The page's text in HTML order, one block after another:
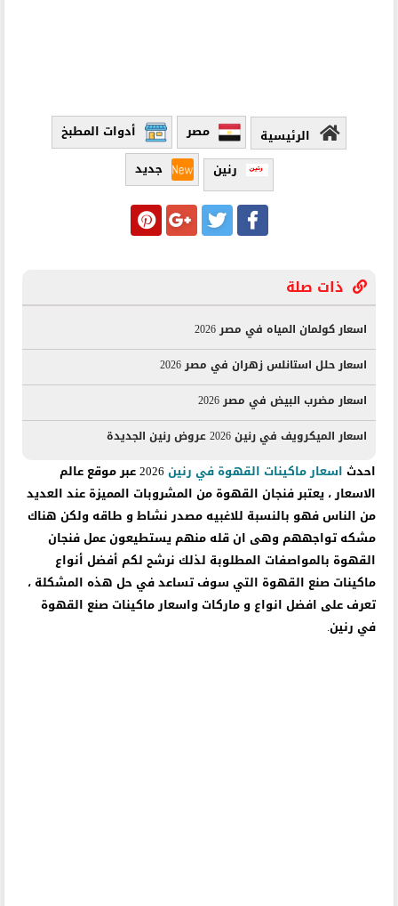
الرئيسية مصر
أدوات المطبخ
رنين
جديد
ذات صلة
اسعار كولمان المياه في مصر 2026
اسعار حلل استانلس زهران في مصر 2026
اسعار مضرب البيض في مصر 2026
اسعار الميكرويف في رنين 2026 عروض رنين الجديدة
احدث اسعار ماكينات القهوة في رنين
2026 عبر موقع عالم
الاسعار ، يعتبر فنجان القهوة من المشروبات المميزة عند العديد
من الناس فهو بالنسبة للاغبيه مصدر نشاط و طاقه ولكن هناك
مشكه تواجههم وهى ان قله منهم يستطيعون عمل فنجان
القهوة بالمواصفات المطلوبة لذلك نرشح لكم أفضل أنواع
ماكينات صنع القهوة التي سوف تساعد في حل هذه المشكلة ،
تعرف على افضل انواع و ماركات واسعار ماكينات صنع القهوة
في رنين.